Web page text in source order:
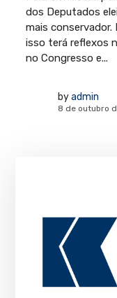
dos Deputados
mais
isso terá reflexos
no Congresso e...
by admin
8 de outubro